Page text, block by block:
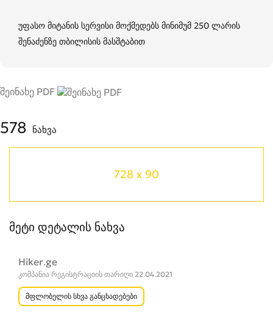
უფასო მიტანის სერვისი მოქმედებს მინიმუმ 250 ლარის
შენაძენზე თბილისის მასშტაბით
შეინახე PDF
578 ნახვა
728 x 90
მეტი დეტალის ნახვა
Hiker.ge
კომპანია რეგისტრაციის თარიღი 22.04.2021
მფლობელის სხვა განცხადებები